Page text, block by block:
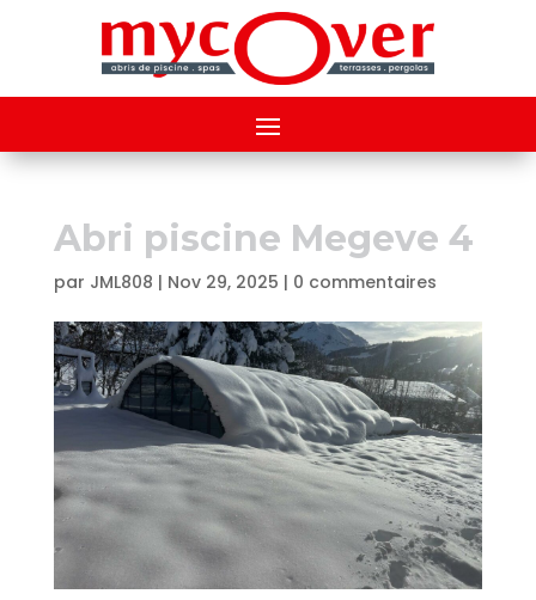
Abri piscine Megeve 4
par JML808 | Nov 29, 2025 | 0 commentaires